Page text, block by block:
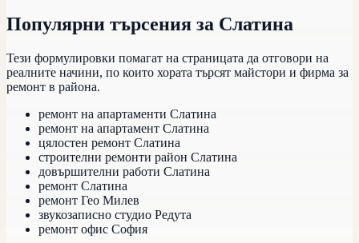
Популярни търсения за Слатина
Тези формулировки помагат на страницата да отговори на
реалните начини, по които хората търсят майстори и фирма за
ремонт в района.
ремонт на апартаменти Слатина
ремонт на апартамент Слатина
цялостен ремонт Слатина
строителни ремонти район Слатина
довършителни работи Слатина
ремонт Слатина
ремонт Гео Милев
звукозаписно студио Редута
ремонт офис София